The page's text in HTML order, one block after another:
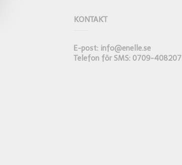
KONTAKT
E-post: info@enelle.se
Telefon för SMS: 0709-408207